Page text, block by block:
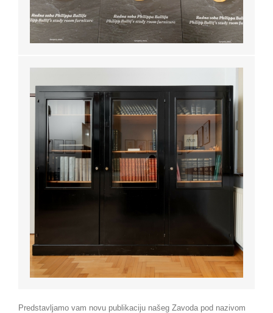
Predstavljamo vam novu publikaciju našeg Zavoda pod nazivom